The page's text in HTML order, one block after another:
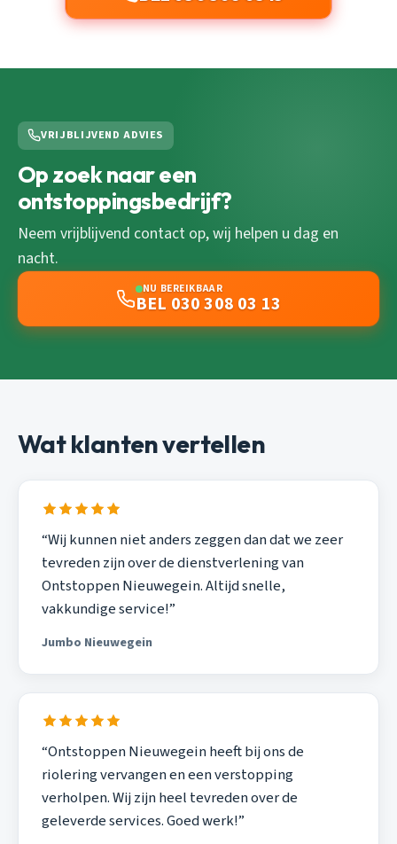
VRIJBLIJVEND ADVIES
Op zoek naar een
ontstoppingsbedrijf?
Neem vrijblijvend contact op, wij helpen u dag en
nacht.
NU BEREIKBAAR
BEL 030 308 03 13
Wat klanten vertellen
“Wij kunnen niet anders zeggen dan dat we zeer
tevreden zijn over de dienstverlening van
Ontstoppen Nieuwegein. Altijd snelle,
vakkundige service!”
Jumbo Nieuwegein
“Ontstoppen Nieuwegein heeft bij ons de
riolering vervangen en een verstopping
verholpen. Wij zijn heel tevreden over de
geleverde services. Goed werk!”